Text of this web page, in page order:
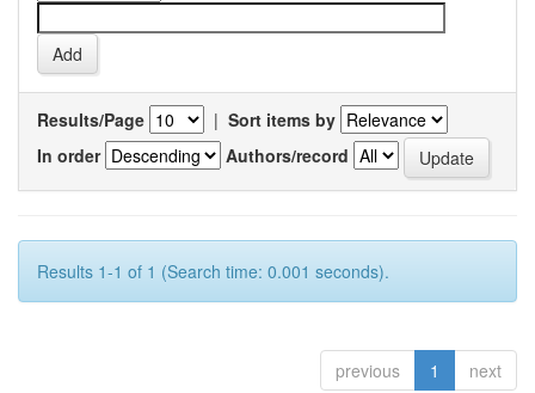
Results/Page | Sort items by
In order
Authors/record
Results 1-1 of 1 (Search time: 0.001 seconds).
previous 1 next